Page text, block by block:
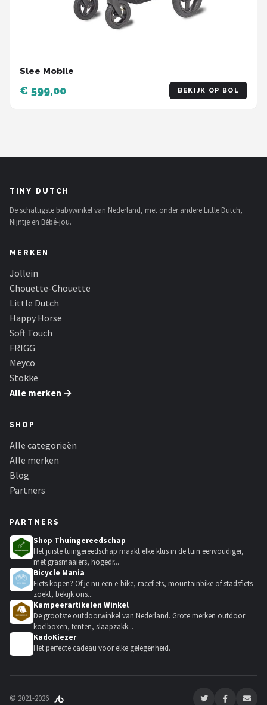
Slee Mobile
€ 599,00 BEKIJK OP BOL
TINY DUTCH
De schattigste babywinkel van Nederland, met onder andere Little Dutch,
Nijntje en Bébé-jou.
MERKEN
Jollein
Chouette-Chouette
Little Dutch
Happy Horse
Soft Touch
FRIGG
Meyco
Stokke
Alle merken →
SHOP
Alle categorieën
Alle merken
Blog
Partners
PARTNERS
Shop Thuingereedschap
Het juiste tuingereedschap maakt elke klus in de tuin eenvoudiger,
met grasmaaiers, hogedr...
Bicycle Mania
Fiets kopen? Of je nu een e-bike, racefiets, mountainbike of stadsfiets
zoekt, bekijk ons...
Kampeerartikelen Winkel
De grootste outdoorwinkel van Nederland. Grote merken outdoor
koelboxen, tenten, slaapzakk...
KadoKiezer
Het perfecte cadeau voor elke gelegenheid.
© 2021-2026